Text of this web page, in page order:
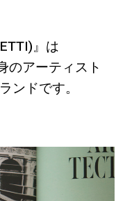
』は
のアーティスト
ンドです。